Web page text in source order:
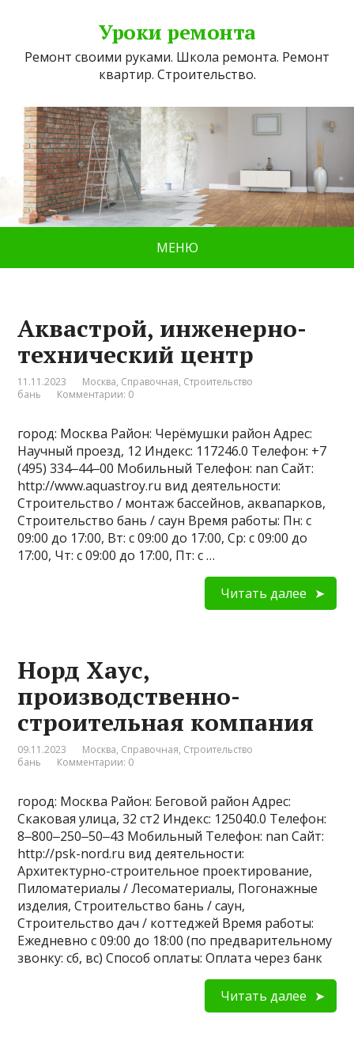
Уроки ремонта
Ремонт своими руками. Школа ремонта. Ремонт
квартир. Строительство.
МЕНЮ
Аквастрой, инженерно-
технический центр
11.11.2023 Москва, Справочная, Строительство
бань
Комментарии: 0
город: Москва Район: Черёмушки район Адрес:
Научный проезд, 12 Индекс: 117246.0 Телефон: +7
(495) 334‒44‒00 Мобильный Телефон: nan Сайт:
http://www.aquastroy.ru вид деятельности:
Строительство / монтаж бассейнов, аквапарков,
Строительство бань / саун Время работы: Пн: с
09:00 до 17:00, Вт: с 09:00 до 17:00, Ср: с 09:00 до
17:00, Чт: с 09:00 до 17:00, Пт: с …
Читать далее
Норд Хаус,
производственно-
строительная компания
09.11.2023 Москва, Справочная, Строительство
бань
Комментарии: 0
город: Москва Район: Беговой район Адрес:
Скаковая улица, 32 ст2 Индекс: 125040.0 Телефон:
8‒800‒250‒50‒43 Мобильный Телефон: nan Сайт:
http://psk-nord.ru вид деятельности:
Архитектурно-строительное проектирование,
Пиломатериалы / Лесоматериалы, Погонажные
изделия, Строительство бань / саун,
Строительство дач / коттеджей Время работы:
Ежедневно с 09:00 до 18:00 (по предварительному
звонку: сб, вс) Способ оплаты: Оплата через банк
Читать далее